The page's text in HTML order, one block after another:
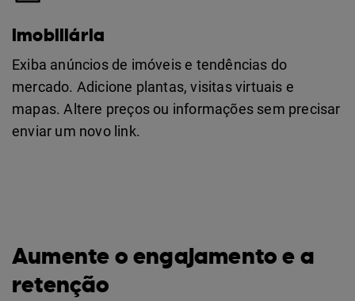
Imobiliária
Exiba anúncios de imóveis e tendências do
mercado. Adicione plantas, visitas virtuais e
mapas. Altere preços ou informações sem precisar
enviar um novo link.
Aumente o engajamento e a
retenção